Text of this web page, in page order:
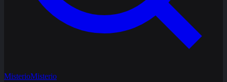
MisterioMisterio